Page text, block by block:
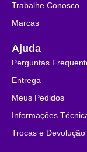
Trabalhe Conosco
Marcas
Ajuda
Perguntas
Entrega
Meus Pedidos
Informações
Trocas e Devolução